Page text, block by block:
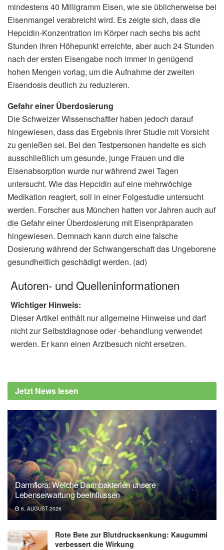
mindestens 40 Milligramm Eisen, wie sie üblicherweise bei
Eisenmangel verabreicht wird. Es zeigte sich, dass die
Hepcidin-Konzentration im Körper nach sechs bis acht
Stunden ihren Höhepunkt erreichte, aber auch 24 Stunden
nach der ersten Eisengabe noch immer in genügend
hohen Mengen vorlag, um die Aufnahme der zweiten
Eisendosis deutlich zu reduzieren.
Gefahr einer Überdosierung
Die Schweizer Wissenschaftler haben jedoch darauf
hingewiesen, dass das Ergebnis ihrer Studie mit Vorsicht
zu genießen sei. Bei den Testpersonen handelte es sich
ausschließlich um gesunde, junge Frauen und die
Eisenabsorption wurde nur während zwei Tagen
untersucht. Wie das Hepcidin auf eine mehrwöchige
Medikation reagiert, soll in einer Folgestudie untersucht
werden. Forscher aus München hatten vor Jahren auch auf
die Gefahr einer Überdosierung mit Eisenpräparaten
hingewiesen. Demnach kann durch eine falsche
Dosierung während der Schwangerschaft das Ungeborene
gesundheitlich geschädigt werden. (ad)
Autoren- und Quelleninformationen
Wichtiger Hinweis:
Dieser Artikel enthält nur allgemeine Hinweise und darf
nicht zur Selbstdiagnose oder -behandlung verwendet
werden. Er kann einen Arztbesuch nicht ersetzen.
Jetzt News lesen
Darmflora: Welche Darmbakterien unsere
Lebenserwartung beeinflussen
6. AUGUST 2026
Rote Bete zur Blutdrucksenkung: Kaugummi
verbessert die Wirkung